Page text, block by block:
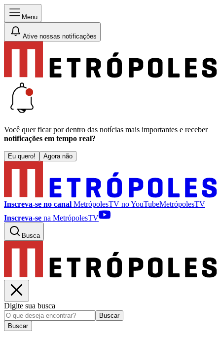
Menu
Ative nossas notificações
Você quer ficar por dentro das notícias mais importantes e receber
notificações em tempo real?
Eu quero! Agora não
Inscreva-se no canal MetrópolesTV noYouTubeMetrópolesTV
Inscreva-se na MetrópolesTV
Busca
Digite sua busca
Buscar
Buscar